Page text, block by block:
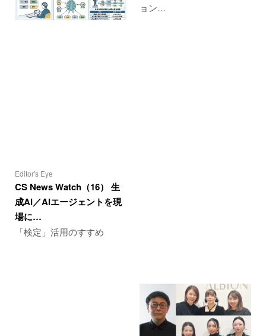
Editor's Eye
CS News Watch（16） 生
成AI／AIエージェントを現
場に…
「検定」活用のすすめ
ョン…